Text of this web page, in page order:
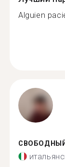
Alguien
СВОБОДНЫЙ